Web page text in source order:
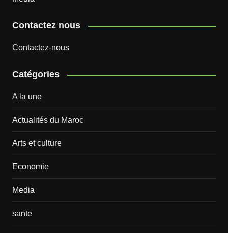
Contactez nous
Contactez-nous
Catégories
A la une
Actualités du Maroc
Arts et culture
Economie
Media
sante